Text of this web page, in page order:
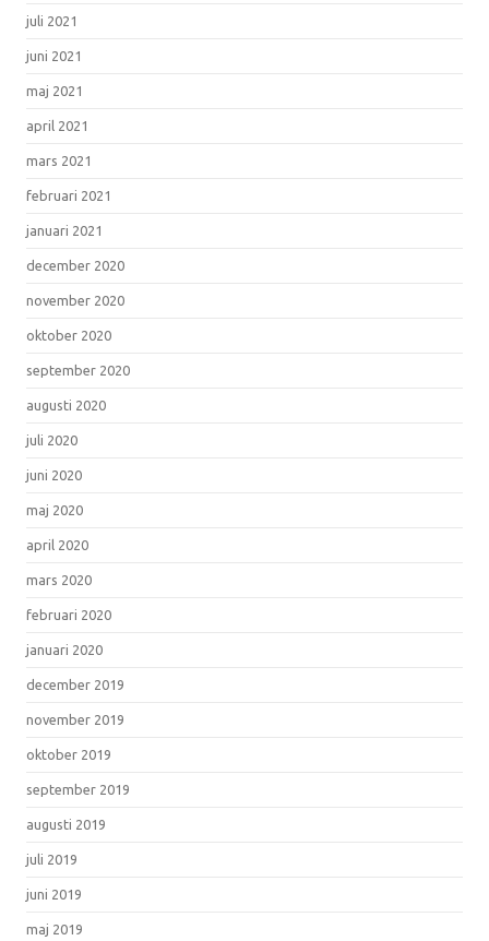
juli 2021
juni 2021
maj 2021
april 2021
mars 2021
februari 2021
januari 2021
december 2020
november 2020
oktober 2020
september 2020
augusti 2020
juli 2020
juni 2020
maj 2020
april 2020
mars 2020
februari 2020
januari 2020
december 2019
november 2019
oktober 2019
september 2019
augusti 2019
juli 2019
juni 2019
maj 2019